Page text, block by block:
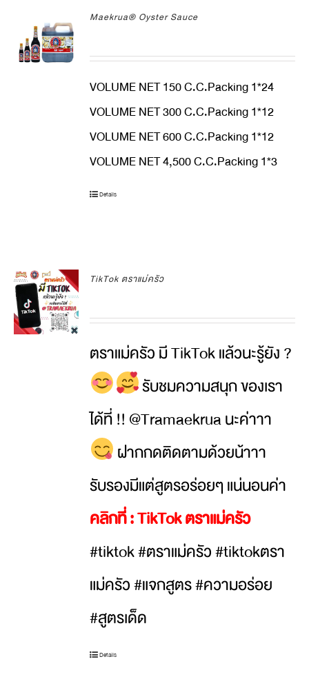
Maekrua® Oyster Sauce
VOLUME NET 150 C.C.Packing 1*24
VOLUME NET 300 C.C.Packing 1*12
VOLUME NET 600 C.C.Packing 1*12
VOLUME NET 4,500 C.C.Packing 1*3
Details
TikTok ตราแม่ครัว
ตราแม่ครัว มี TikTok แล้วนะรู้ยัง ?
รับชมความสนุก ของเรา
ได้ที่ !! @Tramaekrua นะค่าาา
ฝากกดติดตามด้วยน้าาา
รับรองมีแต่สูตรอร่อยๆ แน่นอนค่า
คลิกที่ :TikTok ตราแม่ครัว
#tiktok #ตราแม่ครัว #tiktokตรา
แม่ครัว #แจกสูตร #ความอร่อย
#สูตรเด็ด
Details